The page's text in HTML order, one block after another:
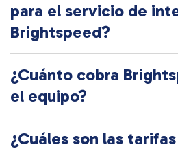
para el servicio de
Brightspeed?
¿Cuánto cobra
el equipo?
¿Cuáles son las